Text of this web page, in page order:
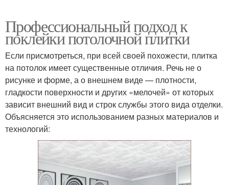
Профессиональный подход к
поклейки потолочной плитки
Если присмотреться, при всей своей похожести, плитка
на потолок имеет существенные отличия. Речь не о
рисунке и форме, а о внешнем виде — плотности,
гладкости поверхности и других «мелочей» от которых
зависит внешний вид и строк службы этого вида отделки.
Объясняется это использованием разных материалов и
технологий: